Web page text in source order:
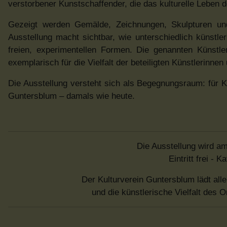
verstorbener Kunstschaffender, die das kulturelle Leben
Gezeigt werden Gemälde, Zeichnungen, Skulpturen
Ausstellung macht sichtbar, wie unterschiedlich
freien, experimentellen Formen. Die genannten
exemplarisch für die Vielfalt der beteiligten
Die Ausstellung versteht sich als Begegnungsraum: für
Guntersblum – damals wie heute.
Die Ausstellung wird
Eintritt frei -
Der Kulturverein Guntersblum lädt
und die künstlerische Vielfalt des